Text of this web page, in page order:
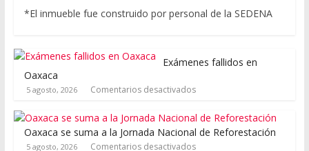
*El inmueble fue construido por personal de la SEDENA
Exámenes fallidos en
Oaxaca
5 agosto, 2026 Comentarios desactivados
Oaxaca se suma a la Jornada Nacional de Reforestación
5 agosto, 2026 Comentarios desactivados